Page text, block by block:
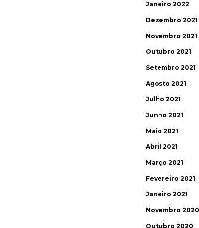
Janeiro 2022
Dezembro 2021
Novembro 2021
Outubro 2021
Setembro 2021
Agosto 2021
Julho 2021
Junho 2021
Maio 2021
Abril 2021
Março 2021
Fevereiro 2021
Janeiro 2021
Novembro 2020
Outubro 2020